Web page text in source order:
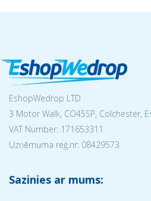
EshopWedrop LTD
3 Motor Walk, CO45SP, Colchester,
VAT Number: 171653311
Uzņēmuma reģ.nr: 08429573
Sazinies ar mums: